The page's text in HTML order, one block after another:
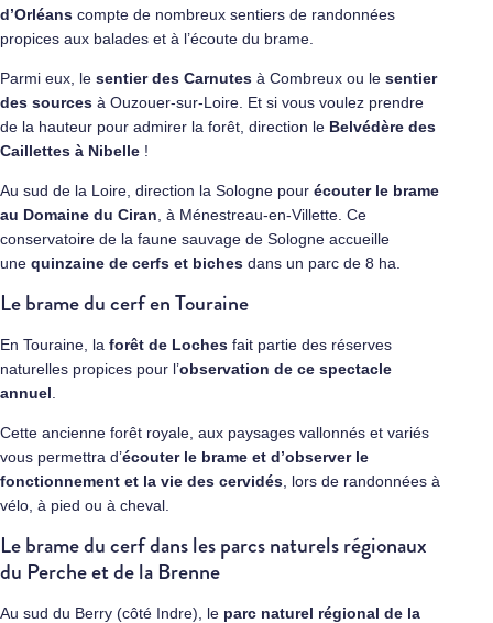
d’Orléans compte de nombreux sentiers de randonnées
propices aux balades et à l’écoute du brame.
Parmi eux, le sentier des Carnutes à Combreux ou le sentier
des sources à Ouzouer-sur-Loire. Et si vous voulez prendre
de la hauteur pour admirer la forêt, direction le Belvédère des
Caillettes à Nibelle !
Au sud de la Loire, direction la Sologne pour écouter le brame
au Domaine du Ciran , à Ménestreau-en-Villette. Ce
conservatoire de la faune sauvage de Sologne accueille
une quinzaine de cerfs et biches dans un parc de 8 ha.
Le brame du cerf en Touraine
En Touraine, la forêt de Loches fait partie des réserves
naturelles propices pour l’observation de ce spectacle
annuel
Cette ancienne forêt royale, aux paysages vallonnés et variés
vous permettra d’écouter le brame et d’observer le
fonctionnement et la vie des cervidés , lors de randonnées à
vélo, à pied ou à cheval.
Le brame du cerf dans les parcs naturels régionaux
du Perche et de la Brenne
Au sud du Berry (côté Indre), le parc naturel régional de la